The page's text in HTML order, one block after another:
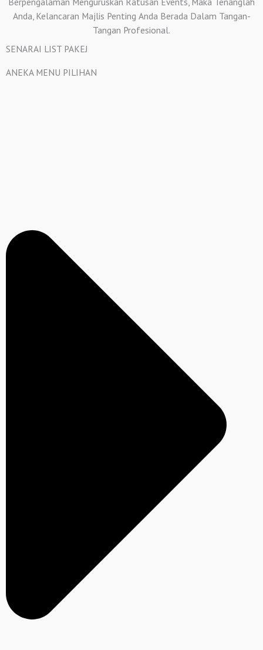
Anda, Kelancaran Majlis Penting Anda Berada Dalam Tangan-
Tangan Profesional.
SENARAI LIST PAKEJ
ANEKA MENU PILIHAN